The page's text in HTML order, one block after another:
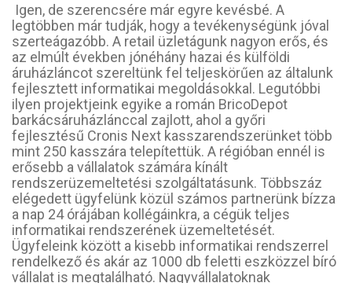
Igen, de szerencsére már egyre kevésbé. A
legtöbben már tudják, hogy a tevékenységünk jóval
szerteágazóbb. A retail üzletágunk nagyon erős, és
az elmúlt években jónéhány hazai és külföldi
áruházláncot szereltünk fel teljeskörűen az általunk
fejlesztett informatikai megoldásokkal. Legutóbbi
ilyen projektjeink egyike a román BricoDepot
barkácsáruházlánccal zajlott, ahol a győri
fejlesztésű Cronis Next kasszarendszerünket több
mint 250 kasszára telepítettük. A régióban ennél is
erősebb a vállalatok számára kínált
rendszerüzemeltetési szolgáltatásunk. Többszáz
elégedett ügyfelünk közül számos partnerünk bízza
a nap 24 órájában kollégáinkra, a cégük teljes
informatikai rendszerének üzemeltetését.
Ügyfeleink között a kisebb informatikai rendszerrel
rendelkező és akár az 1000 db feletti eszközzel bíró
vállalat is megtalálható. Nagyvállalatoknak